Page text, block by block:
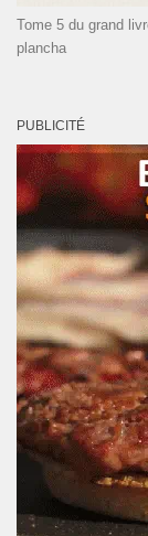
Tome 5 du grand
plancha
PUBLICITÉ